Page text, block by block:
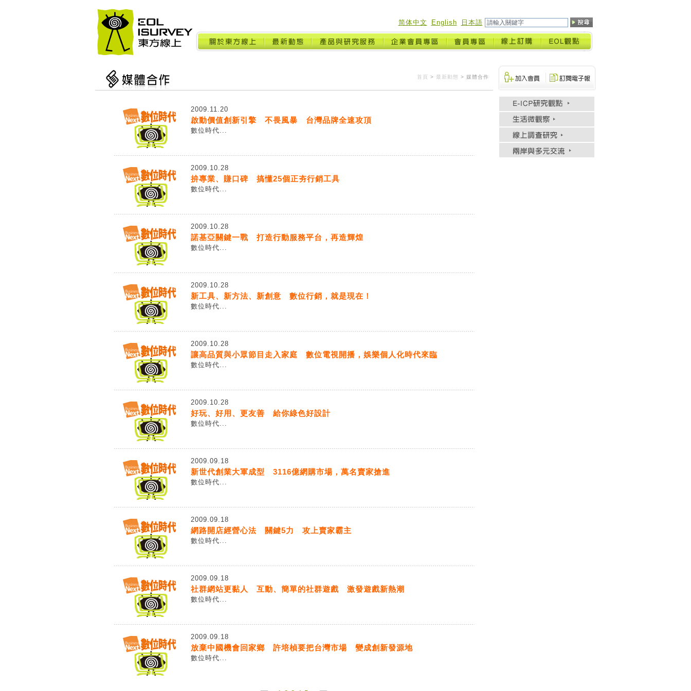
简体中文 English 日本語
首頁 > 最新動態 > 媒體合作
2009.11.20
啟動價值創新引擎 不畏風暴 台灣品牌全速攻頂
數位時代...
2009.10.28
拚專業、賺口碑 搞懂25個正夯行銷工具
數位時代...
2009.10.28
諾基亞關鍵一戰 打造行動服務平台，再造輝煌
數位時代...
2009.10.28
新工具、新方法、新創意 數位行銷，就是現在！
數位時代...
2009.10.28
讓高品質與小眾節目走入家庭 數位電視開播，娛樂個人化時代來臨
數位時代...
2009.10.28
好玩、好用、更友善 給你綠色好設計
數位時代...
2009.09.18
新世代創業大軍成型 3116億網購市場，萬名賣家搶進
數位時代...
2009.09.18
網路開店經營心法 關鍵5力 攻上賣家霸主
數位時代...
2009.09.18
社群網站更黏人 互動、簡單的社群遊戲 激發遊戲新熱潮
數位時代...
2009.09.18
放棄中國機會回家鄉 許培楨要把台灣市場 變成創新發源地
數位時代...